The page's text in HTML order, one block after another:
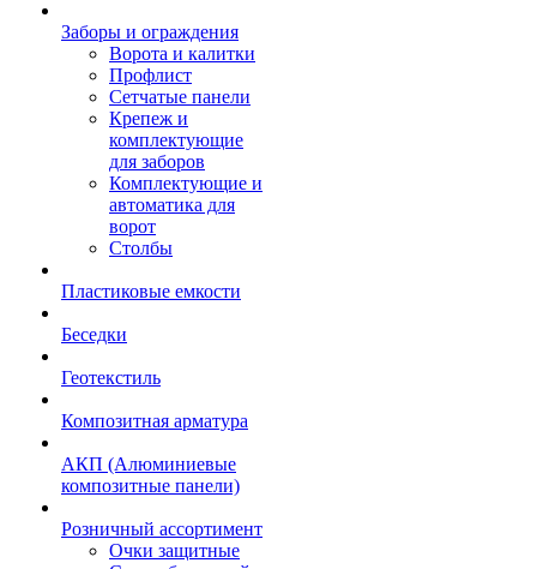
Заборы и ограждения
Ворота и калитки
Профлист
Сетчатые панели
Крепеж и
комплектующие
для заборов
Комплектующие и
автоматика для
ворот
Столбы
Пластиковые емкости
Беседки
Геотекстиль
Композитная арматура
АКП (Алюминиевые
композитные панели)
Розничный ассортимент
Очки защитные